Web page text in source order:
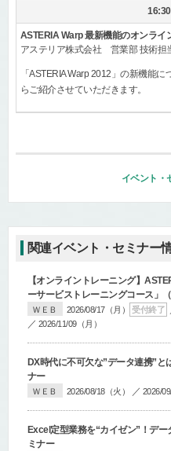
ASTERIA Warp 最新機能のオンライ
アステリア株式会社 営業部 技術
「ASTERIA Warp 2012」の新機能
らご紹介させていただきます。
イベント・
関連イベント・セミナー
【オンライントレーニング】
ーサービストレーニングコース」
ＷＥＢ 2026/08/17（月） 受付終了
／ 2026/11/09（月）
DX時代に不可欠な”データ連携”
ナー
ＷＥＢ 2026/08/18（火） ／ 2026/
Excel定型業務を“カイゼン”！デ
ミナー